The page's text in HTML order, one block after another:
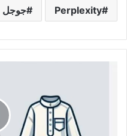
Perplexity جوجل